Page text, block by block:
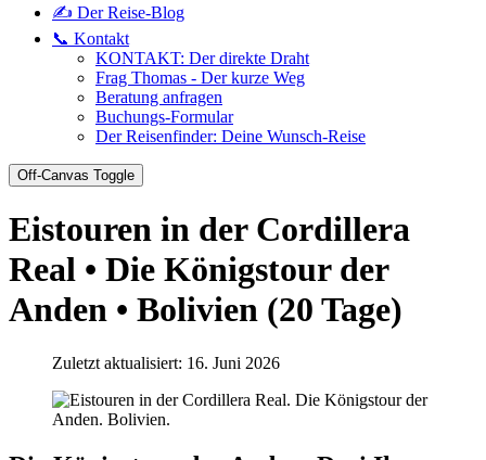
✍️ Der Reise-Blog
📞 Kontakt
KONTAKT: Der direkte Draht
Frag Thomas - Der kurze Weg
Beratung anfragen
Buchungs-Formular
Der Reisenfinder: Deine Wunsch-Reise
Off-Canvas Toggle
Eistouren in der Cordillera
Real • Die Königstour der
Anden • Bolivien (20 Tage)
Zuletzt aktualisiert: 16. Juni 2026